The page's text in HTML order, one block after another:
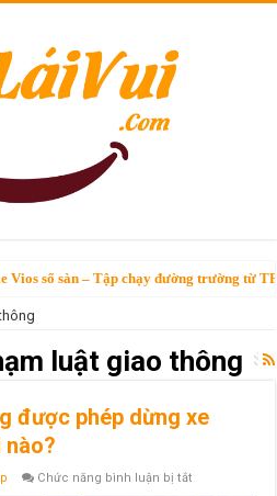
Vios số sàn – Tập chạy đường trường từ
luật giao thông
được phép dừng xe
Chức năng bình luận bị tắt